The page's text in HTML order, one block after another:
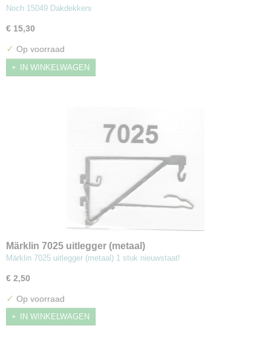
Noch 15049 Dakdekkers
€ 15,30
✓ Op voorraad
IN WINKELWAGEN
Märklin 7025 uitlegger (metaal)
Märklin 7025 uitlegger (metaal) 1 stuk nieuwstaat!
€ 2,50
✓ Op voorraad
IN WINKELWAGEN